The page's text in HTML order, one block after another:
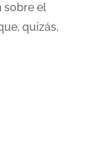
sobre el
quizás,